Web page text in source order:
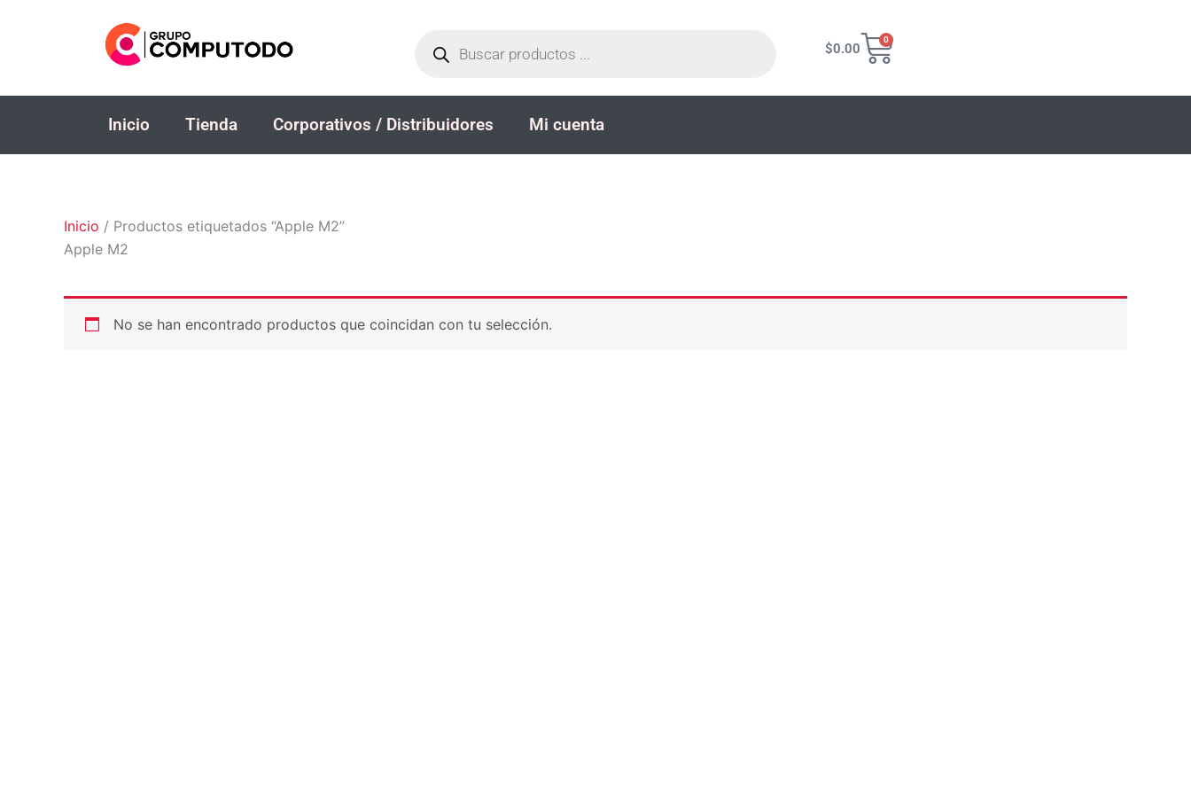
productos
$0.00
0
Carrito
Inicio Tienda Corporativos / Distribuidores Mi cuenta
Inicio / Productos etiquetados “Apple M2”
Apple M2
No se han encontrado productos que coincidan con tu selección.